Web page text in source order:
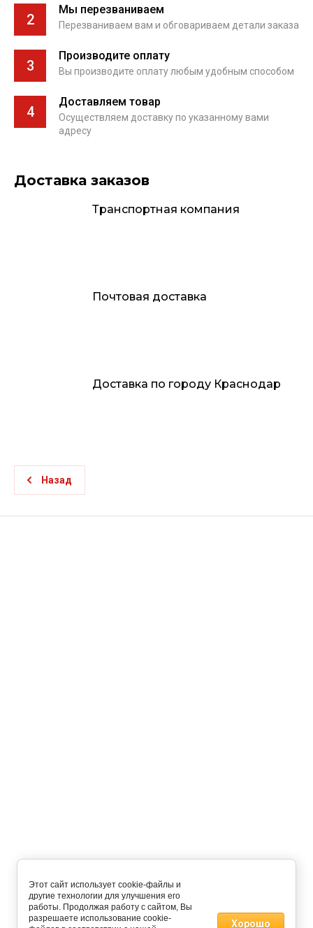
2
Мы перезваниваем
Перезваниваем вам и обговариваем детали заказа
3
Производите оплату
Вы производите оплату любым удобным способом
4
Доставляем товар
Осуществляем доставку по указанному вами
адресу
Доставка заказов
Транспортная компания
Почтовая доставка
Доставка по городу Краснодар
Назад
Этот сайт использует cookie-файлы и
другие технологии для улучшения его
работы. Продолжая работу с сайтом, Вы
разрешаете использование cookie-
Хорошо